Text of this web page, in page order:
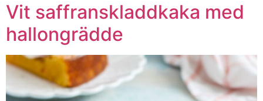
Vit saffranskladdkaka med
hallongrädde